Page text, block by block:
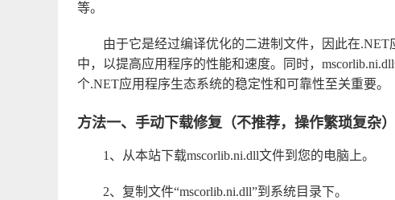
等。
由于它是经过编译优化的二进制文件，因此在
中，以提高应用程序的性能和速度。同时，
个.NET应用程序生态系统的稳定性和可靠性至关重要。
方法一、手动下载修复（不推荐，操作繁琐复杂）
1、从本站下载mscorlib.ni.dll文件到您的电脑上。
2、复制文件“mscorlib.ni.dll”到系统目录下。